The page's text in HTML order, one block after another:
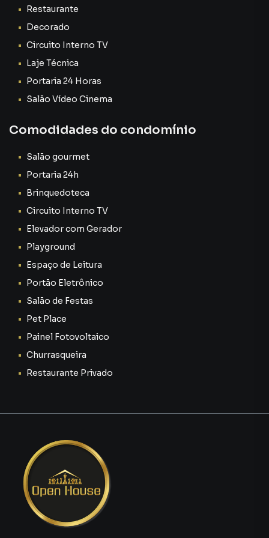
O imóvel conta com elevador atendendo todos os
andares, garantindo acessibilidade, comodidade e
colaboradores quanto para clientes.
🏢 Térreo – Recepção Moderna com Diferencial Criativo
Logo na entrada, o impacto é imediato.
O térreo possui:
✨ Recepção moderna e mobiliada
✨ Ambiente sofisticado
✨ Escadas
criativo e marcante)
✨ Estacionamento privativo
cultura empresarial moderna, descontraída e inovadora.
Ideal para empresas de tecnologia, marketing,
coworkings, startups e negócios criativos.
🖥 1º, 2º e 3º Andares – Lajes Corporativas Completas
✔ Baias de trabalho completas
✔ Mesas e cadeiras ergonômicas
✔ Salas de reunião equipadas
✔ Dispensas
✔ Banheiros em todos os níveis
✔ Cabeamento estruturado
Restaurante
Decorado
Circuito Interno TV
Laje Técnica
Portaria 24 Horas
Salão Vídeo Cinema
Comodidades do condomínio
Salão gourmet
Portaria 24h
Brinquedoteca
Circuito Interno TV
Elevador com Gerador
Playground
Espaço de Leitura
Portão Eletrônico
Salão de Festas
Pet Place
Painel Fotovoltaico
Churrasqueira
Restaurante Privado